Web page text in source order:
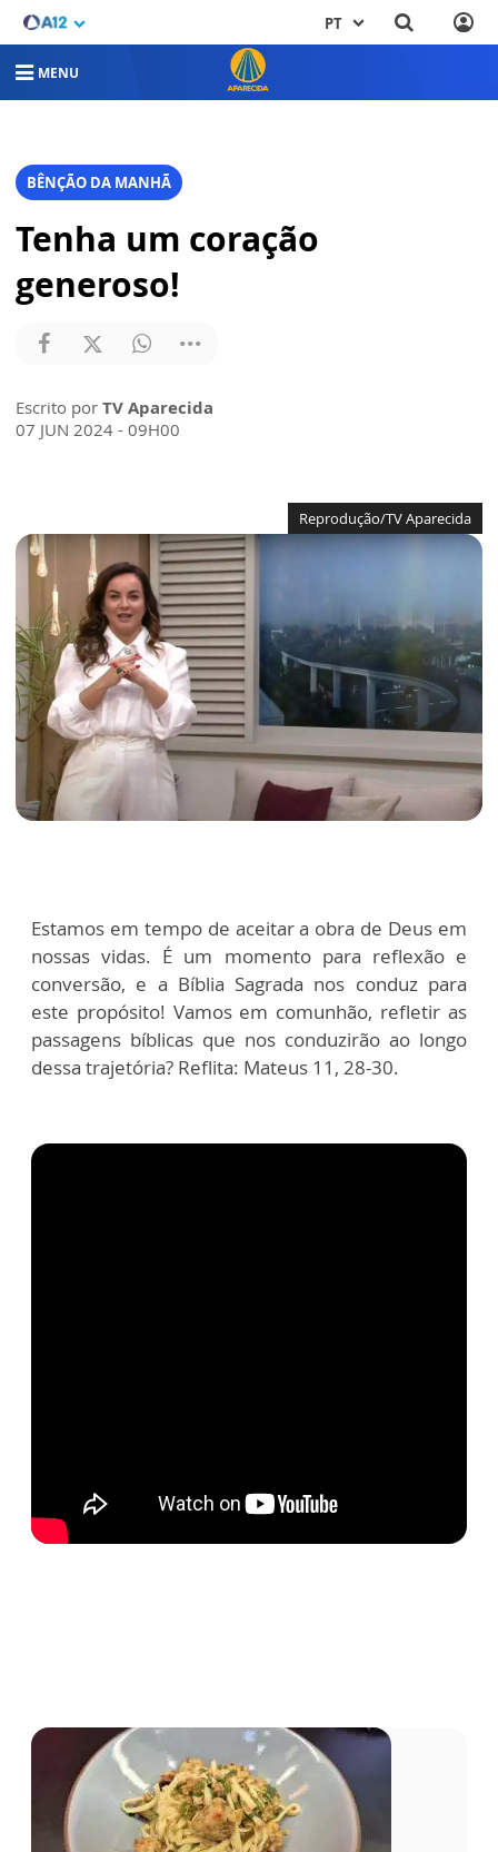
PT
MENU
BÊNÇÃO DA MANHÃ
Tenha um coração
generoso!
Escrito por TV Aparecida
07 JUN 2024 - 09H00
Reprodução/TV Aparecida
Estamos em tempo de aceitar a obra de Deus em
nossas vidas. É um momento para reflexão e
conversão, e a Bíblia Sagrada nos conduz para
este propósito! Vamos em comunhão, refletir as
passagens bíblicas que nos conduzirão ao longo
dessa trajetória? Reflita: Mateus 11, 28-30.